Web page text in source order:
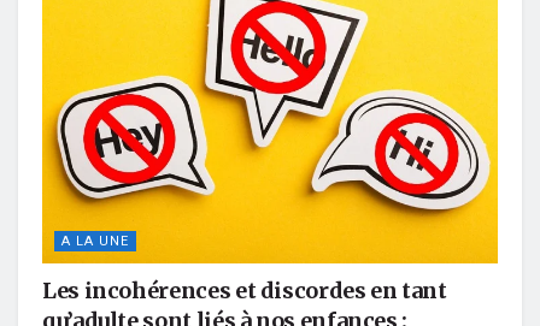
A LA UNE
Les incohérences et discordes en tant
qu’adulte sont liés à nos enfances :